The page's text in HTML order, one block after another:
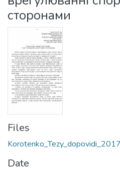
сторонами
Files
Date